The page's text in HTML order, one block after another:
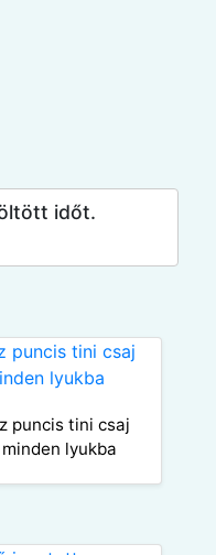
időt.
puncis tini csaj
lyukba